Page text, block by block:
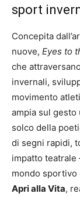
sport
Concepita
nuove, Eyes to
che
invernali,
movimento
ampia sul gesto
solco della
di segni rapidi,
impatto
mondo sportivo
Apri alla Vita,